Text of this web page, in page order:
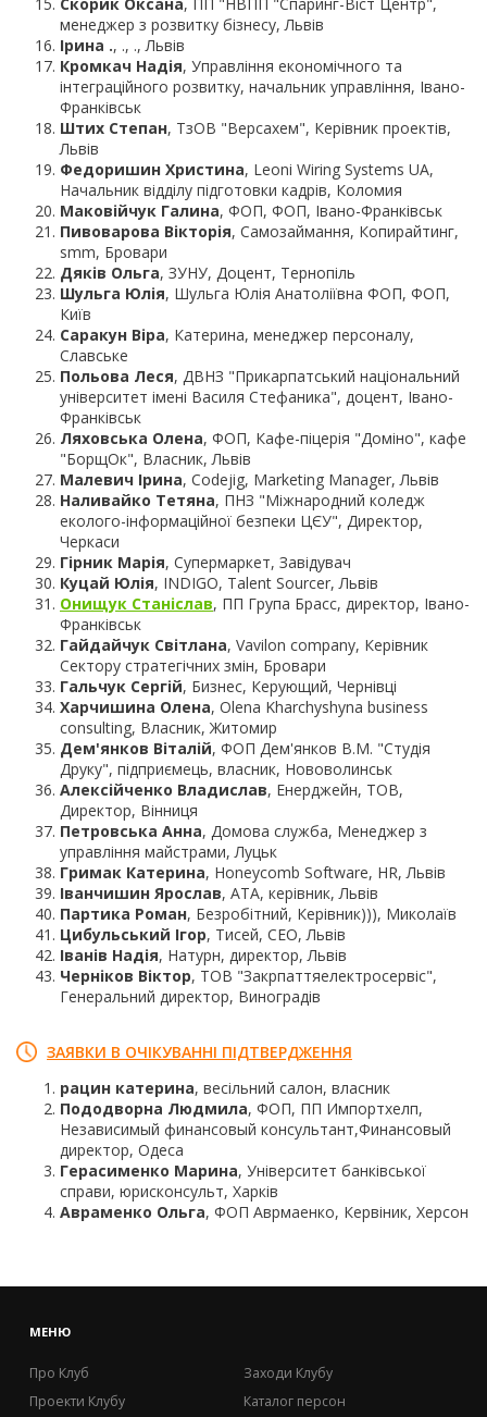
Скорик Оксана, ПП "НВПП "Спаринг-Віст Центр",
менеджер з розвитку бізнесу, Львів
Ірина ., ., ., Львів
Кромкач Надія, Управління економічного та
інтеграційного розвитку, начальник управління, Івано-
Франківськ
Штих Степан, ТзОВ "Версахем", Керівник проектів,
Львів
Федоришин Христина, Leoni Wiring Systems UA,
Начальник відділу підготовки кадрів, Коломия
Маковійчук Галина, ФОП, ФОП, Івано-Франківськ
Пивоварова Вікторія, Самозаймання, Копирайтинг,
smm, Бровари
Дяків Ольга, ЗУНУ, Доцент, Тернопіль
Шульга Юлія, Шульга Юлія Анатоліївна ФОП, ФОП,
Київ
Саракун Віра, Катерина, менеджер персоналу,
Славське
Польова Леся, ДВНЗ "Прикарпатський національний
університет імені Василя Стефаника", доцент, Івано-
Франківськ
Ляховська Олена, ФОП, Кафе-піцерія "Доміно", кафе
"БорщОк", Власник, Львів
Малевич Ірина, Codejig, Marketing Manager, Львів
Наливайко Тетяна, ПНЗ "Міжнародний коледж
еколого-інформаційної безпеки ЦЄУ", Директор,
Черкаси
Гірник Марія, Супермаркет, Завідувач
Куцай Юлія, INDIGO, Talent Sourcer, Львів
Онищук Станіслав, ПП Група Брасс, директор, Івано-
Франківськ
Гайдайчук Світлана, Vavilon company, Керівник
Сектору стратегічних змін, Бровари
Гальчук Сергій, Бизнес, Керующий, Чернівці
Харчишина Олена, Olena Kharchyshyna business
consulting, Власник, Житомир
Дем'янков Віталій, ФОП Дем'янков В.М. "Студія
Друку", підприємець, власник, Нововолинськ
Алексійченко Владислав, Енерджейн, ТОВ,
Директор, Вінниця
Петровська Анна, Домова служба, Менеджер з
управління майстрами, Луцьк
Гримак Катерина, Honeycomb Software, HR, Львів
Іванчишин Ярослав, АТА, керівник, Львів
Партика Роман, Безробітний, Керівник))), Миколаїв
Цибульський Ігор, Тисей, СЕО, Львів
Іванів Надія, Натурн, директор, Львів
Черніков Віктор, ТОВ "Закрпаттяелектросервіс",
Генеральний директор, Виноградів
ЗАЯВКИ В ОЧІКУВАННІ ПІДТВЕРДЖЕННЯ
рацин катерина, весільний салон, власник
Пододворна Людмила, ФОП, ПП Импортхелп,
Независимый финансовый консультант,Финансовый
директор, Одеса
Герасименко Марина, Університет банківської
справи, юрисконсульт, Харків
Авраменко Ольга, ФОП Аврмаенко, Кервіник, Херсон
МЕНЮ
Про Клуб
Проекти Клубу
Заходи Клубу
Каталог персон